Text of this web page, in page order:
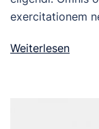
exercitationem
Weiterlesen